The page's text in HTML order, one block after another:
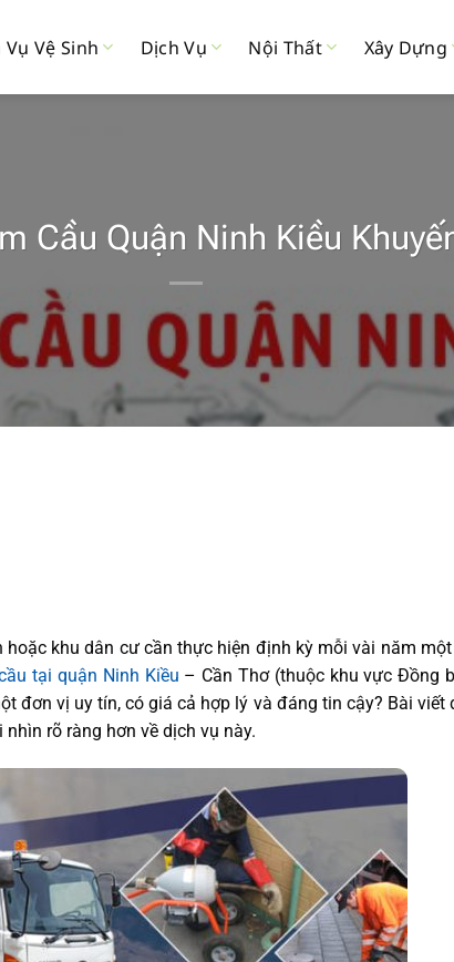
Vụ Vệ Sinh Dịch Vụ Nội Thất Xây Dựng
Cầu Quận Ninh Kiều
khu dân cư cần thực hiện định kỳ mỗi vài năm một
tại quận Ninh Kiều – Cần Thơ (thuộc khu vực Đồng
đơn vị uy tín, có giá cả hợp lý và đáng tin cậy? Bài viết
rõ ràng hơn về dịch vụ này.